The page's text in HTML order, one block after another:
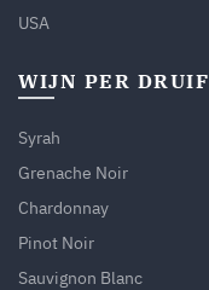
USA
WIJN PER DRUIF
Syrah
Grenache Noir
Chardonnay
Pinot Noir
Sauvignon Blanc